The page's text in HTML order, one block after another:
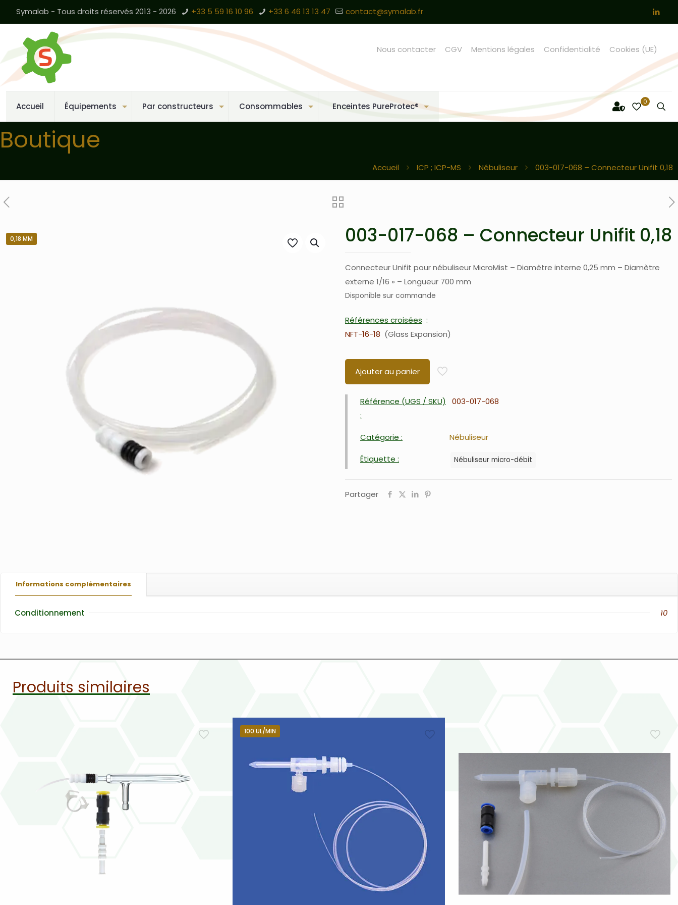
Symalab - Tous droits réservés 2013 - 2026 +33 5 59 16 10 96 +33 6 46 13 13 47 contact@symalab.fr
Accueil Équipements Par constructeurs Consommables Enceintes PureProtec®
Nous contacter CGV Mentions légales Confidentialité Cookies (UE)
0
Boutique
Accueil ICP ; ICP-MS Nébuliseur 003-017-068 – Connecteur Unifit 0,18
0,18 MM 003-017-068 – Connecteur Unifit 0,18
Connecteur Unifit pour nébuliseur MicroMist – Diamètre interne 0,25 mm – Diamètre
externe 1/16 » – Longueur 700 mm
Disponible sur commande
Références croisées
NFT-16-18
Glass Expansion
Ajouter au panier
Référence (UGS / SKU)
:
003-017-068
Catégorie : Nébuliseur
Étiquette : Nébuliseur micro-débit
Partager
Informations complémentaires
Conditionnement 10
Produits similaires
100 UL/MIN